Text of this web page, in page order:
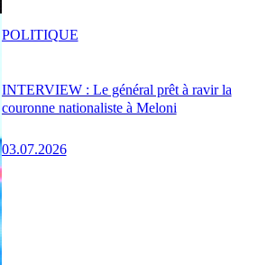
INTERVIEW : Le général prêt à ravir la
couronne nationaliste à Meloni
03.07.2026
POLITIQUE